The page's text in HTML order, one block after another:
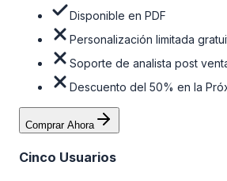
Disponible en PDF
Personalización limitada
Soporte de analista post
Descuento del 50% en la
Comprar Ahora
Cinco Usuarios